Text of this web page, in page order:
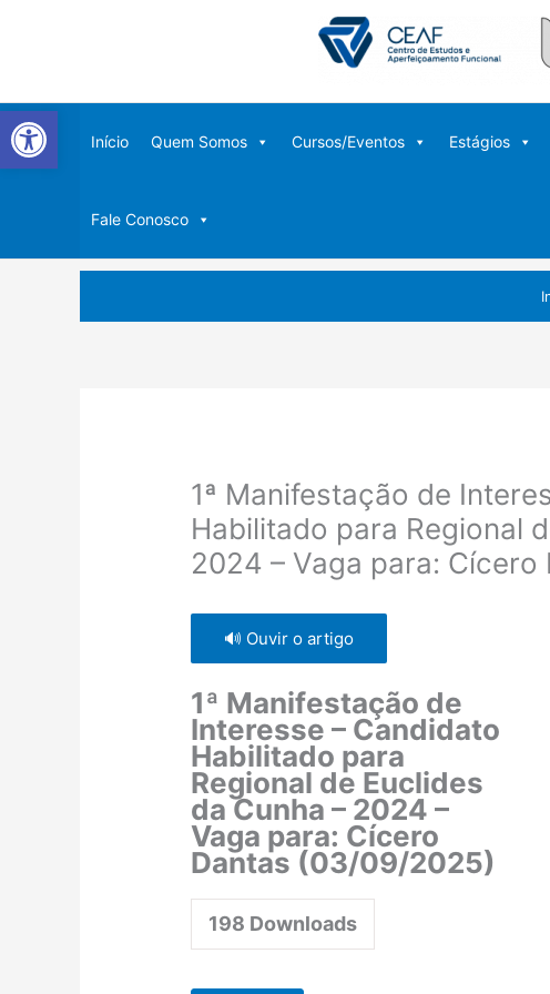
Início Quem Somos Cursos/Eventos Estágios
Fale Conosco
1ª Manifestação de
Habilitado para Regional
2024 – Vaga para:
🔊 Ouvir o artigo
1ª Manifestação de
Interesse – Candidato
Habilitado para
Regional de Euclides
da Cunha – 2024 –
Vaga para: Cícero
Dantas (03/09/2025)
198 Downloads
Abrir a barra de ferramentas